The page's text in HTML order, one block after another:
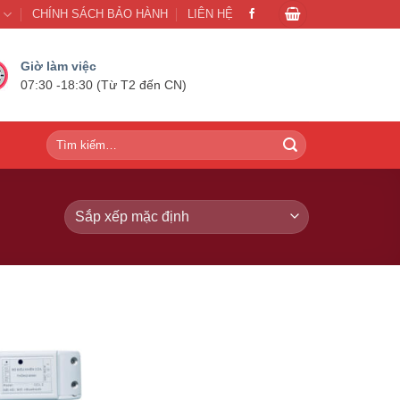
CHÍNH SÁCH BẢO HÀNH LIÊN HỆ
Giờ làm việc
07:30 -18:30 (Từ T2 đến CN)
Tìm
kiếm: